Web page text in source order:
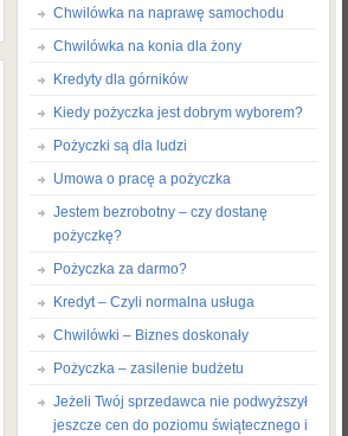
Chwilówka na naprawę samochodu
Chwilówka na konia dla żony
Kredyty dla górników
Kiedy pożyczka jest dobrym wyborem?
Pożyczki są dla ludzi
Umowa o pracę a pożyczka
Jestem bezrobotny – czy dostanę
pożyczkę?
Pożyczka za darmo?
Kredyt – Czyli normalna usługa
Chwilówki – Biznes doskonały
Pożyczka – zasilenie budżetu
Jeżeli Twój sprzedawca nie podwyższył
jeszcze cen do poziomu świątecznego i